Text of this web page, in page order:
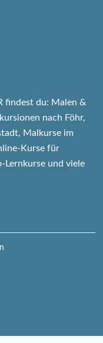
findest du: Malen &
nach Föhr,
Malkurse im
Kurse für
Lernkurse und viele